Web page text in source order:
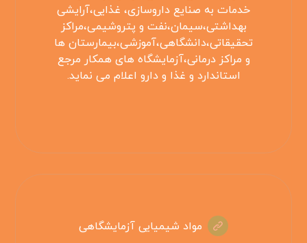
خدمات به صنایع داروسازی، غذایی،آرایشی
بهداشتی،سیمان،نفت و پتروشیمی،مراکز
تحقیقاتی،دانشگاهی،آموزشی،بیمارستان ها
و مراکز درمانی،آزمایشگاه های همکار مرجع
استاندارد و غذا و دارو اعلام می نماید.
مواد شیمیایی آزمایشگاهی